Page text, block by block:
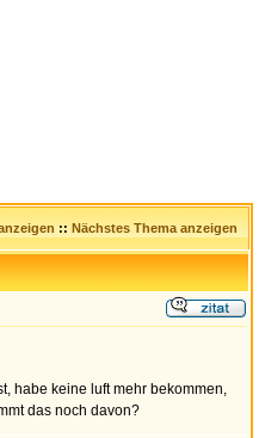
:: Nächstes Thema anzeigen
habe keine luft mehr bekommen,
das noch davon?